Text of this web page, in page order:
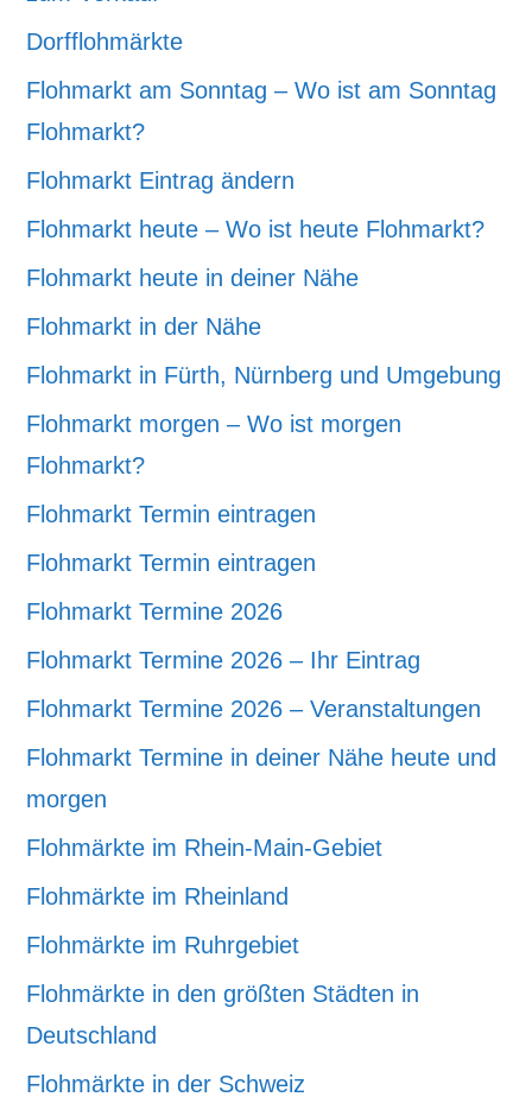
Dorfflohmärkte
Flohmarkt am Sonntag – Wo ist am Sonntag
Flohmarkt?
Flohmarkt Eintrag ändern
Flohmarkt heute – Wo ist heute Flohmarkt?
Flohmarkt heute in deiner Nähe
Flohmarkt in der Nähe
Flohmarkt in Fürth, Nürnberg und Umgebung
Flohmarkt morgen – Wo ist morgen
Flohmarkt?
Flohmarkt Termin eintragen
Flohmarkt Termin eintragen
Flohmarkt Termine 2026
Flohmarkt Termine 2026 – Ihr Eintrag
Flohmarkt Termine 2026 – Veranstaltungen
Flohmarkt Termine in deiner Nähe heute und
morgen
Flohmärkte im Rhein-Main-Gebiet
Flohmärkte im Rheinland
Flohmärkte im Ruhrgebiet
Flohmärkte in den größten Städten in
Deutschland
Flohmärkte in der Schweiz